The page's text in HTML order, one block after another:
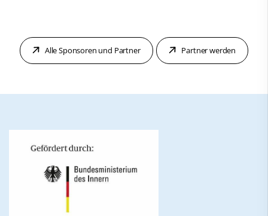
Alle Sponsoren und Partner Partner werden